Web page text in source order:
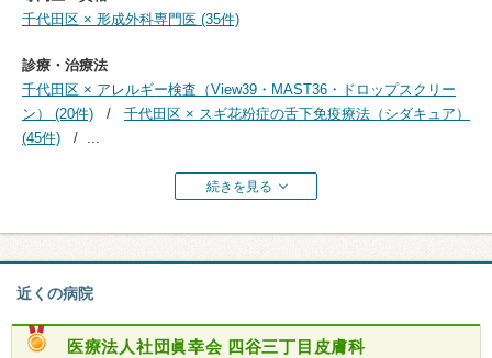
千代田区 × 形成外科専門医 (35件)
診療・治療法
千代田区 × アレルギー検査（View39・MAST36・ドロップスクリー
ン） (20件)
千代田区 × スギ花粉症の舌下免疫療法（シダキュア）
(45件)
続きを見る
近くの病院
医療法人社団眞幸会 四谷三丁目皮膚科